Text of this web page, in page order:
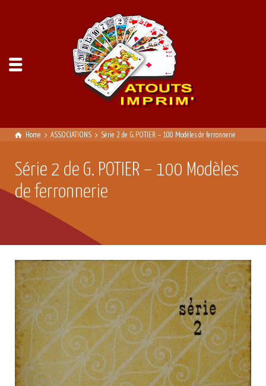
Home ASSOCIATIONS Série 2 de G. POTIER – 100 Modèles de ferronnerie
Série 2 de G. POTIER – 100 Modèles
de ferronnerie